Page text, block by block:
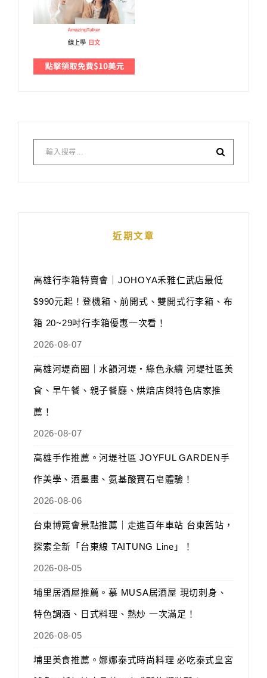
線上學 日文
近期文章
高雄行李箱特賣會｜JOHOYA禾雅仁武店最低
$990元起！登機箱、前開式、雙開式行李箱、布
箱 20~29吋行李箱優惠一次看！
2026-08-07
高雄河堤商圈｜水韻河堤‧綠色永續 河堤社區美
食、早午餐、親子餐廳、烘焙店與特色店家推
薦！
2026-08-07
高雄手作推薦。河堤社區 JOYFUL GARDEN手
作美學、酒墨畫、氨基酸寶石皂體驗！
2026-08-06
台東博覽會景點推薦｜走進百年車站 台東舊站，
探索全新「台東線 TAITUNG Line」！
2026-08-05
埔里居酒屋推薦。慕 MUSA居酒屋 現切刺身、
特色調酒、日式料理、熱炒 一次滿足！
2026-08-05
埔里美食推薦。娜娜泰式時尚料理 必吃泰式皇宮